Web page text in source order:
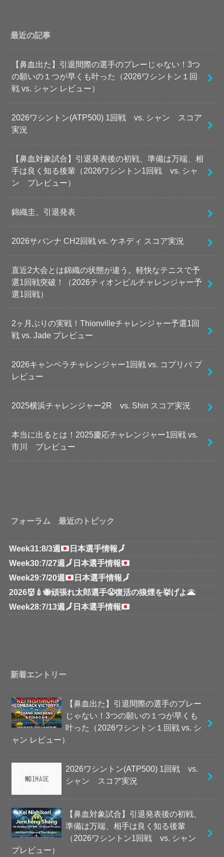
最近の記事
【鼻血出た】引退間際の選手のプレーじゃない！3つ
の願いの１つが早くも叶った（2026ワシントン１回
戦 vs. シャン レビュー）
2026ワシントン(ATP500) 1回戦 vs. シャン スコア
実況
【鼻血対象試合】引退発表後の初戦、準備は万端、相
手は良く知る後輩（2026ワシントン1回戦 vs. シャ
ン プレビュー）
錦織圭、引退発表
2026サバンナ CH2回戦 vs. ケネディ スコア実況
直近2大会とは錦織の状態が違う。軽快なテニスで予
選1回戦突破！（2026ティオンビルチャレンジャー予
選1回戦）
2ヶ月ぶりの実戦！Thionvilleチャレンジャー予選1回
戦 vs. Jade プレビュー
2026キャンベラチャレンジャー1回戦 vs. コプリバ プ
レビュー
2025横浜チャレンジャー2R vs. Shin スコア実況
本当に出るとは！2025慶応チャレンジャー1回戦 vs.
市川 プレビュー
フォーラム 最近のトピック
Week31:8/3週 日本選手情報🗾
Week30:7/27週 🗾 日本選手情報
Week29:7/20週
日本選手情報🗾
2026👹💉🐝頑張れ太郎選手😤復活の狼煙を挙げよ🌋
Week28:7/13週 🗾 日本選手情報
新着エントリー
【鼻血出た】引退間際の選手のプレー
じゃない！3つの願いの１つが早くも
叶った（2026ワシントン１回戦 vs. シ
ャン レビュー）
2026ワシントン(ATP500) 1回戦 vs.
シャン スコア実況
【鼻血対象試合】引退発表後の初戦、
準備は万端、相手は良く知る後輩
（2026ワシントン1回戦 vs. シャン
プレビュー）